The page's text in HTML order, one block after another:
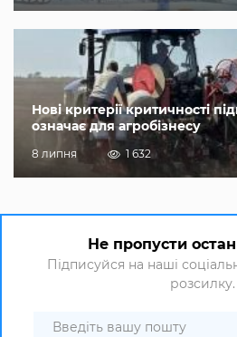
Нові критерії критичності
означає для агробізнесу
8 липня 1 632
Не пропусти
Підписуйся на наші
розсилку.